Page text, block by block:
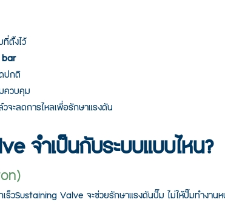
ที่ตั้งไว้
ปกติ
ควบคุม
ะลดการไหลเพื่อรักษาแรงดัน
จำเป็นกับระบบแบบไหน?
ร็วSustaining Valve จะช่วยรักษาแรงดันปั๊ม ไม่ให้ปั๊มทำงานห